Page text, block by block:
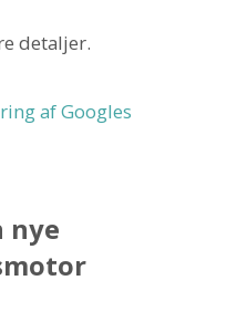
detaljer.
af Googles
nye